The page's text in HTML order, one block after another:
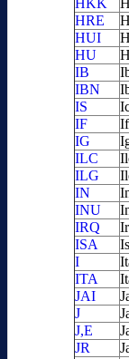
HKK
HRE
HUI
HU
IB
IBN
IS
IF
IG
ILC
ILG
IN
INU
IRQ
ISA
I
ITA
JAI
J
J,E
JR